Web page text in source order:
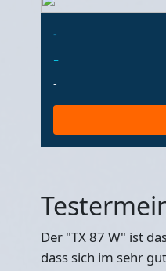
-
-
-
Der "TX 87 W" ist
dass sich im sehr